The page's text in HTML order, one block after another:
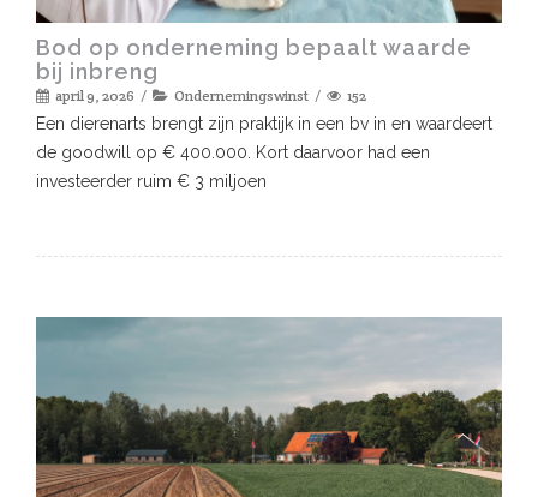
Bod op onderneming bepaalt waarde
bij inbreng
april 9, 2026 Ondernemingswinst 152
Een dierenarts brengt zijn praktijk in een bv in en waardeert
de goodwill op € 400.000. Kort daarvoor had een
investeerder ruim € 3 miljoen